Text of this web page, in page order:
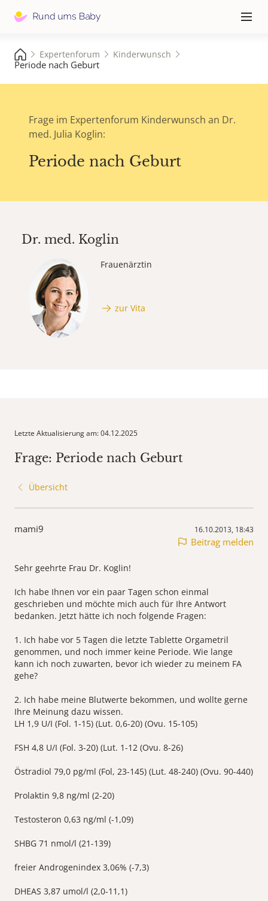
≡
Expertenforum Kinderwunsch
Periode nach Geburt
Frage im Expertenforum Kinderwunsch an Dr.
med. Julia Koglin:
Periode nach Geburt
Dr. med. Koglin
Frauenärztin
zur Vita
Letzte Aktualisierung am: 04.12.2025
Frage: Periode nach Geburt
Übersicht
mami9 16.10.2013, 18:43
Beitrag melden
Sehr geehrte Frau Dr. Koglin!
Ich habe Ihnen vor ein paar Tagen schon einmal
geschrieben und möchte mich auch für Ihre Antwort
bedanken. Jetzt hätte ich noch folgende Fragen:
1. Ich habe vor 5 Tagen die letzte Tablette Orgametril
genommen, und noch immer keine Periode. Wie lange
kann ich noch zuwarten, bevor ich wieder zu meinem FA
gehe?
2. Ich habe meine Blutwerte bekommen, und wollte gerne
Ihre Meinung dazu wissen.
LH 1,9 U/I (Fol. 1-15) (Lut. 0,6-20) (Ovu. 15-105)
FSH 4,8 U/I (Fol. 3-20) (Lut. 1-12 (Ovu. 8-26)
Östradiol 79,0 pg/ml (Fol, 23-145) (Lut. 48-240) (Ovu. 90-440)
Prolaktin 9,8 ng/ml (2-20)
Testosteron 0,63 ng/ml (-1,09)
SHBG 71 nmol/l (21-139)
freier Androgenindex 3,06% (-7,3)
DHEAS 3,87 umol/l (2,0-11,1)